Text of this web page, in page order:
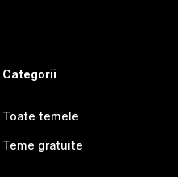
Categorii
Toate temele
Teme gratuite